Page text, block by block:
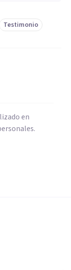
Testimonio
en